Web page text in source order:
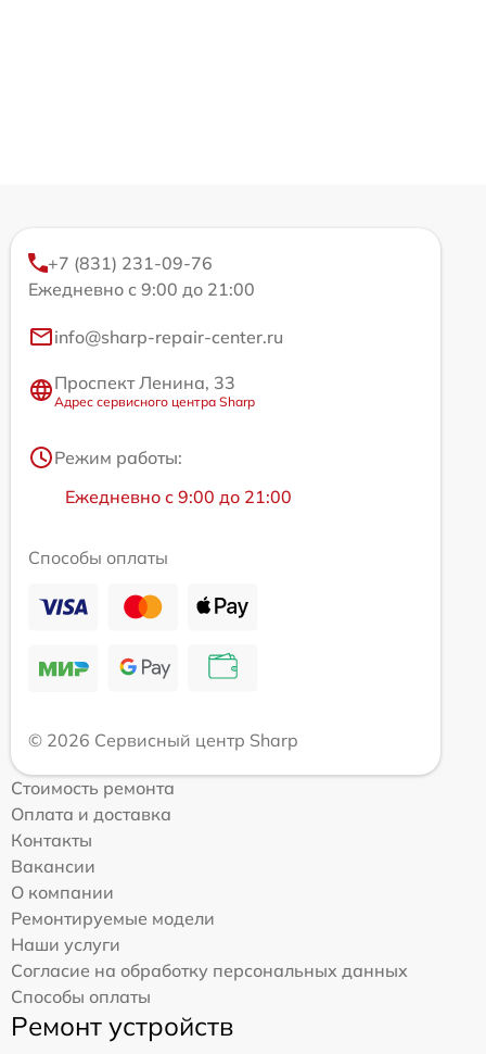
+7 (831) 231-09-76
Ежедневно с 9:00 до 21:00
info@sharp-repair-center.ru
Проспект Ленина, 33
Адрес сервисного центра Sharp
Режим работы:
Ежедневно с 9:00 до 21:00
Способы оплаты
© 2026 Сервисный центр Sharp
Стоимость ремонта
Оплата и доставка
Контакты
Вакансии
О компании
Ремонтируемые модели
Наши услуги
Согласие на обработку персональных данных
Способы оплаты
Ремонт устройств